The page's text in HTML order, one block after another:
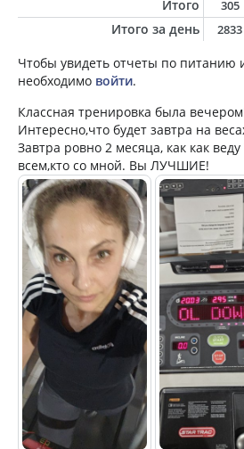
Итого 305
Итого за день 2833
Чтобы увидеть отчеты по питанию
необходимо войти.
Классная тренировка была
Интересно,что будет завтра на
Завтра ровно 2 месяца, как как
всем,кто со мной. Вы ЛУЧШИЕ!